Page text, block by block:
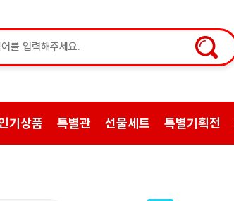
기상품 특별관 선물세트 특별기획전